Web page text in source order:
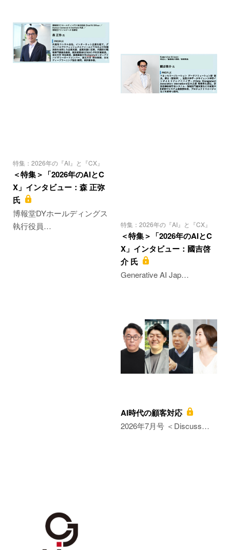
特集：2026年の『AI』と『CX』
＜特集＞「2026年のAIとC
X」インタビュー：森 正弥
氏
博報堂DYホールディングス
執行役員…
特集：2026年の『AI』と『CX』
＜特集＞「2026年のAIとC
X」インタビュー：國吉啓
介 氏
Generative AI Jap…
AI時代の顧客対応
2026年7月号 ＜Discuss…